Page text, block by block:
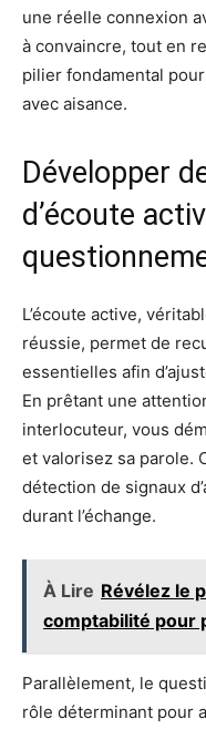
une réelle connexion
à convaincre, tout en
pilier fondamental
avec aisance.
Développer
d’écoute
L’écoute active,
réussie, permet de
essentielles afin
En prêtant une
interlocuteur, vous
et valorisez sa parole.
détection de signaux
durant l’échange.
À Lire Révélez le
comptabilité pour
Parallèlement, le
rôle déterminant pour